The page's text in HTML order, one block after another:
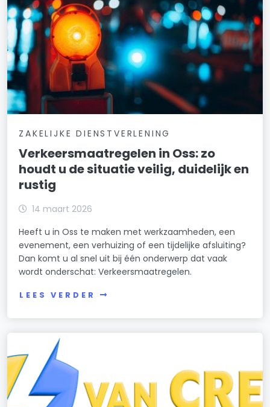
ZAKELIJKE DIENSTVERLENING
Verkeersmaatregelen in Oss: zo
houdt u de situatie veilig, duidelijk en
rustig
14 maart 2026
Heeft u in Oss te maken met werkzaamheden, een
evenement, een verhuizing of een tijdelijke afsluiting?
Dan komt u al snel uit bij één onderwerp dat vaak
wordt onderschat: Verkeersmaatregelen.
LEES VERDER